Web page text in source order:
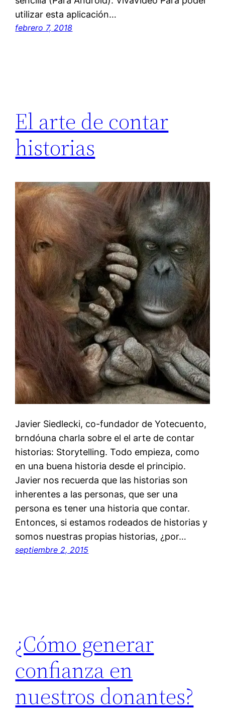
utilizar esta aplicación…
febrero 7, 2018
El arte de contar
historias
Javier Siedlecki, co-fundador de Yotecuento,
brndóuna charla sobre el el arte de contar
historias: Storytelling. Todo empieza, como
en una buena historia desde el principio.
Javier nos recuerda que las historias son
inherentes a las personas, que ser una
persona es tener una historia que contar.
Entonces, si estamos rodeados de historias y
somos nuestras propias historias, ¿por…
septiembre 2, 2015
¿Cómo generar
confianza en
nuestros donantes?